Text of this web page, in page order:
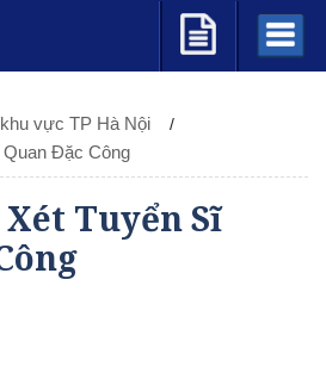
vực TP Hà Nội
Quan Đặc Công
Tuyển Sĩ